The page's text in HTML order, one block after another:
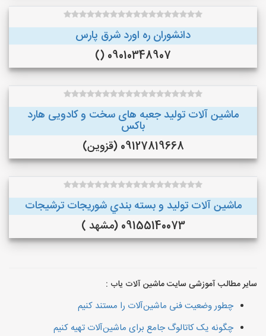
دانشوران ره اورد شرق پارس
09010348907 ()
ماشین آلات تولید جعبه های سخت و کادویی هارد
باکس
09127819668 (قزوین)
ماشین آلات توليد و بسته بندي شوريجات ترشيجات
09155140073 (مشهد )
سایر مطالب آموزشی سایت ماشین آلات یاب :
چطور وضعیت فنی ماشین‌آلات را مستند کنیم
چگونه یک کاتالوگ جامع برای ماشین‌آلات تهیه کنیم